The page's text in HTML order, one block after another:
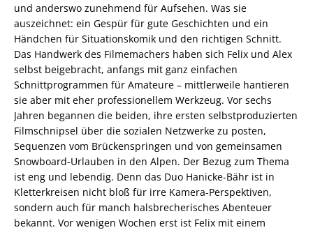
und anderswo zunehmend für Aufsehen. Was sie
auszeichnet: ein Gespür für gute Geschichten und ein
Händchen für Situationskomik und den richtigen Schnitt.
Das Handwerk des Filmemachers haben sich Felix und Alex
selbst beigebracht, anfangs mit ganz einfachen
Schnittprogrammen für Amateure – mittlerweile hantieren
sie aber mit eher professionellem Werkzeug. Vor sechs
Jahren begannen die beiden, ihre ersten selbstproduzierten
Filmschnipsel über die sozialen Netzwerke zu posten,
Sequenzen vom Brückenspringen und von gemeinsamen
Snowboard-Urlauben in den Alpen. Der Bezug zum Thema
ist eng und lebendig. Denn das Duo Hanicke-Bähr ist in
Kletterkreisen nicht bloß für irre Kamera-Perspektiven,
sondern auch für manch halsbrecherisches Abenteuer
bekannt. Vor wenigen Wochen erst ist Felix mit einem